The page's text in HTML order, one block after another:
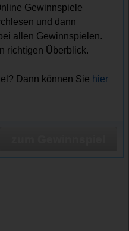
Gewinnspiele
und dann
allen Gewinnspielen.
richtigen Überblick.
Dann können Sie hier